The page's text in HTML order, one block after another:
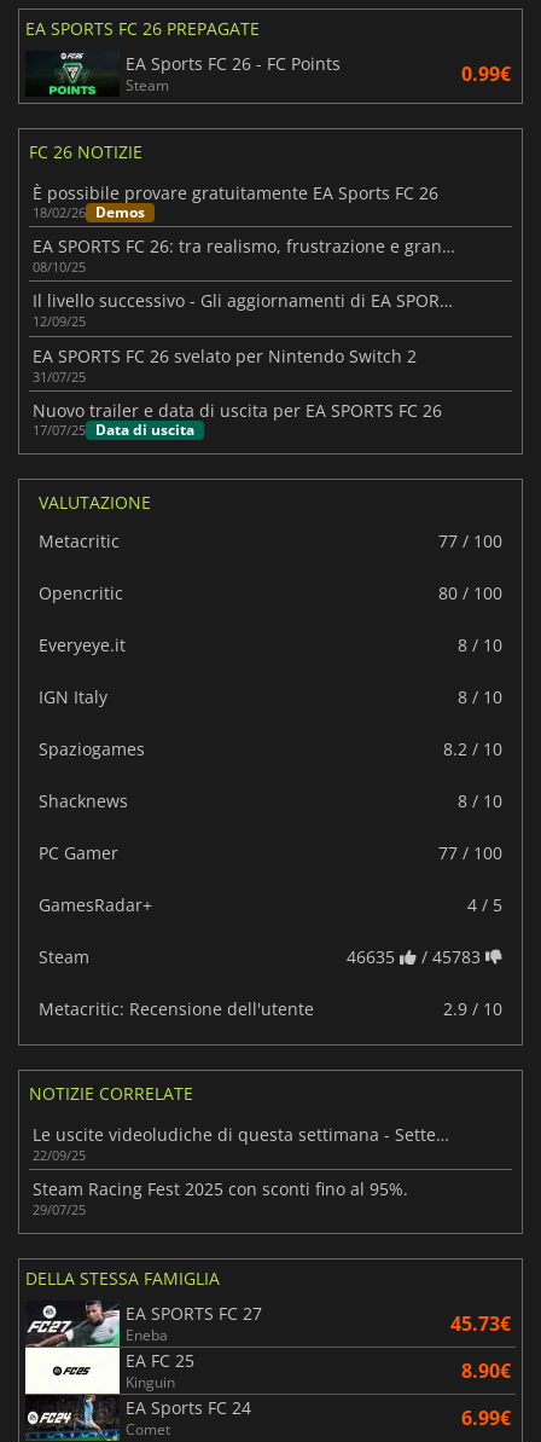
EA SPORTS FC 26 PREPAGATE
EA Sports FC 26 - FC Points
Steam 0.99€
FC 26 NOTIZIE
È possibile provare gratuitamente EA Sports FC 26
18/02/26 Demos
EA SPORTS FC 26: tra realismo, frustrazione e grandi aspettative
08/10/25
Il livello successivo - Gli aggiornamenti di EA SPORTS FC 26
12/09/25
EA SPORTS FC 26 svelato per Nintendo Switch 2
31/07/25
Nuovo trailer e data di uscita per EA SPORTS FC 26
17/07/25 Data di uscita
VALUTAZIONE
Metacritic
77 / 100
Opencritic 80 / 100
Everyeye.it 8 / 10
IGN Italy 8 / 10
Spaziogames 8.2 / 10
Shacknews 8 / 10
PC Gamer 77 / 100
GamesRadar+ 4 / 5
Steam 46635 / 45783
Metacritic: Recensione dell'utente 2.9 / 10
NOTIZIE CORRELATE
Le uscite videoludiche di questa settimana - Settembre 2025 (Settimana 39)
22/09/25
Steam Racing Fest 2025 con sconti fino al 95%.
29/07/25
DELLA STESSA FAMIGLIA
EA SPORTS FC 27
Eneba 45.73€
EA FC 25
Kinguin 8.90€
EA Sports FC 24
Comet 6.99€